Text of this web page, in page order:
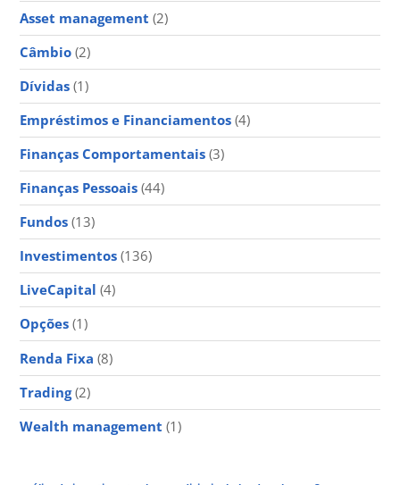
Asset management (2)
Câmbio (2)
Dívidas (1)
Empréstimos e Financiamentos (4)
Finanças Comportamentais (3)
Finanças Pessoais (44)
Fundos (13)
Investimentos (136)
LiveCapital (4)
Opções (1)
Renda Fixa (8)
Trading(2)
Wealth management (1)